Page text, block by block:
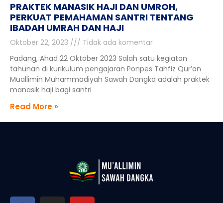
PRAKTEK MANASIK HAJI DAN UMROH,
PERKUAT PEMAHAMAN SANTRI TENTANG
IBADAH UMRAH DAN HAJI
Oktober 22, 2023
Tidak ada komentar
Padang, Ahad 22 Oktober 2023 Salah satu kegiatan
tahunan di kurikulum pengajaran Ponpes Tahfiz Qur’an
Muallimin Muhammadiyah Sawah Dangka adalah praktek
manasik haji bagi santri
Read More »